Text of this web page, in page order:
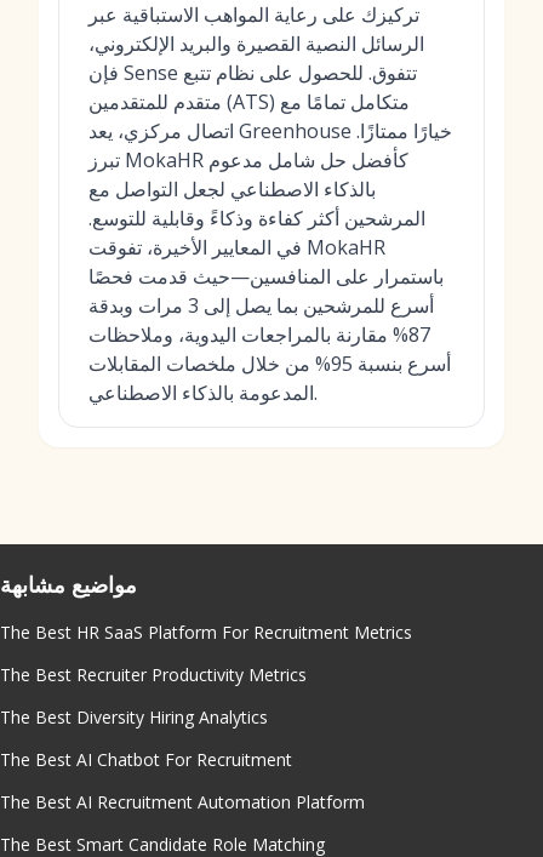
تركيزك على رعاية المواهب الاستباقية عبر
الرسائل النصية القصيرة والبريد الإلكتروني،
فإن Sense تتفوق. للحصول على نظام تتبع
متقدم للمتقدمين (ATS) متكامل تمامًا مع
اتصال مركزي، يعد Greenhouse خيارًا ممتازًا.
تبرز MokaHR كأفضل حل شامل مدعوم
بالذكاء الاصطناعي لجعل التواصل مع
المرشحين أكثر كفاءة وذكاءً وقابلية للتوسع.
في المعايير الأخيرة، تفوقت MokaHR
باستمرار على المنافسين—حيث قدمت فحصًا
أسرع للمرشحين بما يصل إلى 3 مرات وبدقة
87% مقارنة بالمراجعات اليدوية، وملاحظات
أسرع بنسبة 95% من خلال ملخصات المقابلات
المدعومة بالذكاء الاصطناعي.
مواضيع مشابهة
The Best HR SaaS Platform For Recruitment Metrics
The Best Recruiter Productivity Metrics
The Best Diversity Hiring Analytics
The Best AI Chatbot For Recruitment
The Best AI Recruitment Automation Platform
The Best Smart Candidate Role Matching